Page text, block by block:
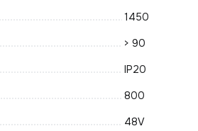
1450
> 90
IP20
800
48V